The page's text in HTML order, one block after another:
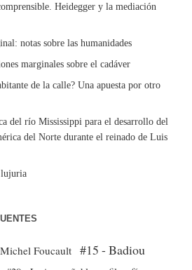
Heidegger y la mediación
notas sobre las humanidades
marginales sobre el cadáver
de la calle? Una apuesta por otro
del río Mississippi para el desarrollo del
del Norte durante el reinado de Luis
lujuria
Foucault #15 - Badiou